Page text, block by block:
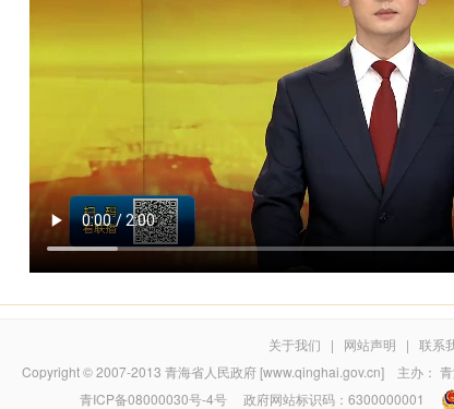
关于我们 | 网站声明 | 联系
Copyright © 2007-2013 青海省人民政府 [www.qinghai.gov.cn] 主办：
青ICP备08000030号-4号政府网站标识码：6300000001